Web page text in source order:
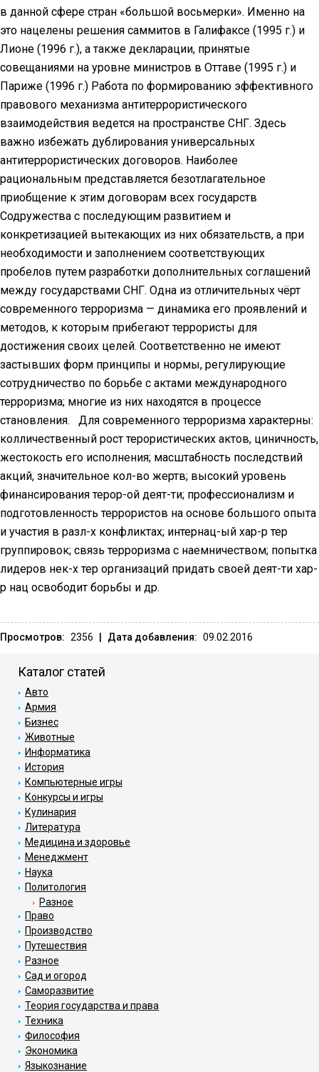
в данной сфере стран «большой восьмерки». Именно на
это нацелены решения саммитов в Галифаксе (1995 г.) и
Лионе (1996 г.), а также декларации, принятые
совещаниями на уровне министров в Оттаве (1995 г.) и
Париже (1996 г.) Работа по формированию эффективного
правового механизма антитеррористического
взаимодействия ведется на пространстве СНГ. Здесь
важно избежать дублирования универсальных
антитеррористических договоров. Наиболее
рациональным представляется безотлагательное
приобщение к этим договорам всех государств
Содружества с последующим развитием и
конкретизацией вытекающих из них обязательств, а при
необходимости и заполнением соответствующих
пробелов путем разработки дополнительных соглашений
между государствами СНГ. Одна из отличительных чёрт
современного терроризма — динамика его проявлений и
методов, к которым прибегают террористы для
достижения своих целей. Соответственно не имеют
застывших форм принципы и нормы, регулирующие
сотрудничество по борьбе с актами международного
терроризма; многие из них находятся в процессе
становления. Для современного терроризма характерны:
колличественный рост терористических актов, циничность,
жестокость его исполнения; масштабность последствий
акций, значительное кол-во жертв; высокий уровень
финансирования терор-ой деят-ти; профессионализм и
подготовленность террористов на основе большого опыта
и участия в разл-х конфликтах; интернац-ый хар-р тер
группировок; связь терроризма с наемничеством; попытка
лидеров нек-х тер организаций придать своей деят-ти хар-
р нац освободит борьбы и др.
Просмотров: 2356 Дата добавления: 09.02.2016
Каталог статей
Авто
Армия
Бизнес
Животные
Информатика
История
Компьютерные игры
Конкурсы и игры
Кулинария
Литература
Медицина и здоровье
Менеджмент
Наука
Политология
Разное
Право
Производство
Путешествия
Разное
Сад и огород
Саморазвитие
Теория государства и права
Техника
Философия
Экономика
Языкознание